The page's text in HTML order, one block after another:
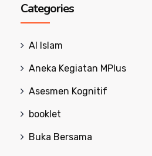
Categories
Al Islam
Aneka Kegiatan MPlus
Asesmen Kognitif
booklet
Buka Bersama